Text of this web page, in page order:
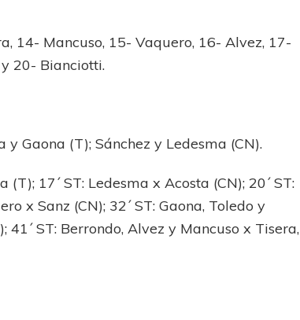
14- Mancuso, 15- Vaquero, 16- Alvez, 17-
20- Bianciotti.
y Gaona (T); Sánchez y Ledesma (CN).
(T); 17´ ST: Ledesma x Acosta (CN); 20´ ST:
x Sanz (CN); 32´ ST: Gaona, Toledo y
41´ ST: Berrondo, Alvez y Mancuso x Tisera,
ante su gente